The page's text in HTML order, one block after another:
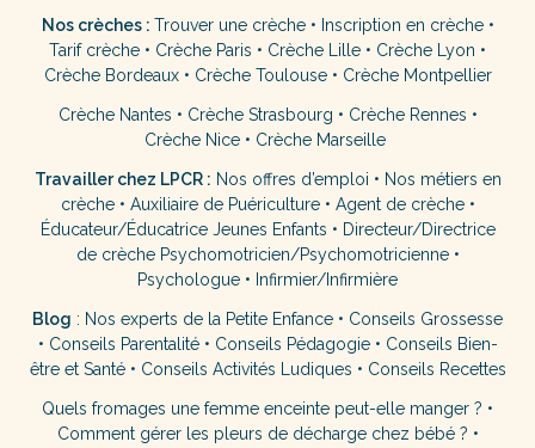
Nos crèches : Trouver une crèche• Inscription en crèche•
Tarif crèche • Crèche Paris • Crèche Lille • Crèche Lyon •
Crèche Bordeaux• Crèche Toulouse• Crèche Montpellier
Crèche Nantes • Crèche Strasbourg • Crèche Rennes •
Crèche Nice • Crèche Marseille
Travailler chez LPCR : Nos offres d’emploi • Nos métiers en
crèche• Auxiliaire de Puériculture• Agent de crèche•
Éducateur/Éducatrice Jeunes Enfants • Directeur/Directrice
de crèche Psychomotricien/Psychomotricienne•
Psychologue • Infirmier/Infirmière
Blog : Nos experts de la Petite Enfance • Conseils Grossesse
• Conseils Parentalité• Conseils Pédagogie• Conseils Bien-
être et Santé• Conseils Activités Ludiques • Conseils Recettes
Quels fromages une femme enceinte peut-elle manger ? •
Comment gérer les pleurs de décharge chez bébé ? •